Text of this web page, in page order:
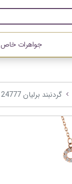
جواهرات خاص
گردنبند برلیان 95124777